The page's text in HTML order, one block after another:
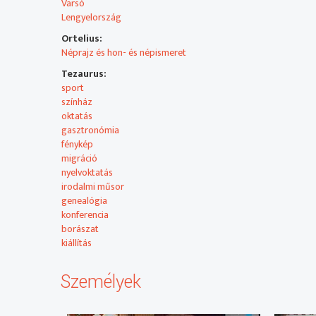
MEGSZÓLALÓ: Arghyropoulos Ghavrilos
Lengyelország
Ortelius:
Néprajz és hon- és népismeret
Tezaurus:
sport
színház
oktatás
gasztronómia
fénykép
migráció
nyelvoktatás
irodalmi műsor
genealógia
konferencia
borászat
kiállítás
Személyek